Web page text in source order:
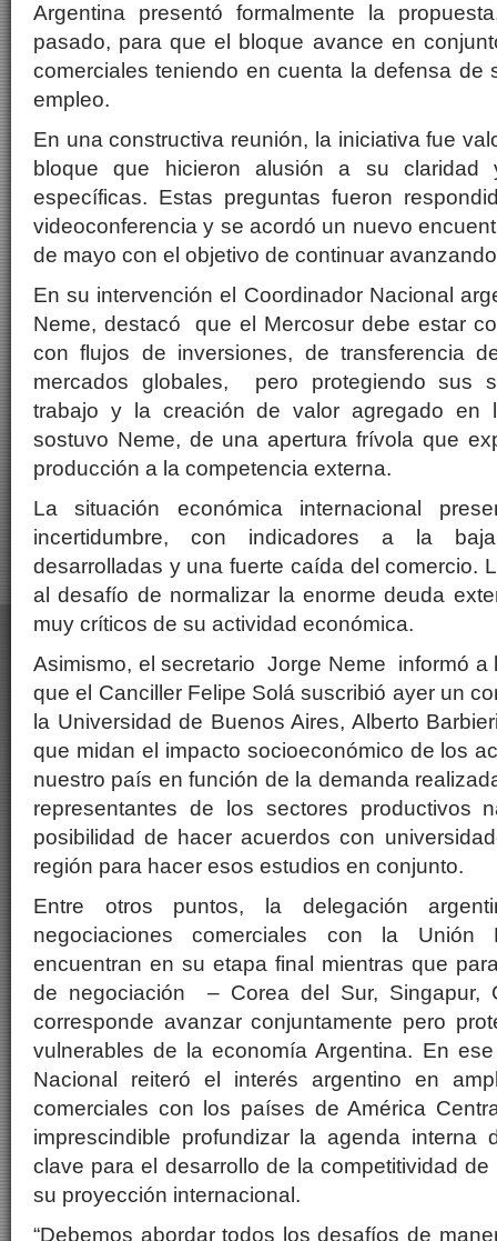
Argentina presentó formalmente la
pasado, para que el bloque avance en
comerciales teniendo en cuenta la defensa de
empleo.
En una constructiva reunión, la iniciativa fue
bloque que hicieron alusión a su claridad
específicas. Estas preguntas fueron
videoconferencia y se acordó un nuevo
de mayo con el objetivo de continuar
En su intervención el Coordinador Nacional
Neme, destacó que el Mercosur debe estar
con flujos de inversiones, de transferencia
mercados globales, pero protegiendo sus
trabajo y la creación de valor agregado en
sostuvo Neme, de una apertura frívola que
producción a la competencia externa.
La situación económica internacional
incertidumbre, con indicadores a la
desarrolladas y una fuerte caída del comercio.
al desafío de normalizar la enorme deuda
muy críticos de su actividad económica.
Asimismo, el secretario Jorge Neme informó a
que el Canciller Felipe Solá suscribió ayer un
la Universidad de Buenos Aires, Alberto
que midan el impacto socioeconómico de los
nuestro país en función de la demanda
representantes de los sectores productivos
posibilidad de hacer acuerdos con
región para hacer esos estudios en conjunto.
Entre otros puntos, la delegación
negociaciones comerciales con la
encuentran en su etapa final mientras que
de negociación – Corea del Sur, Singapur,
corresponde avanzar conjuntamente pero
vulnerables de la economía Argentina. En
Nacional reiteró el interés argentino en
comerciales con los países de América
imprescindible profundizar la agenda interna
clave para el desarrollo de la competitividad
su proyección internacional.
“Debemos abordar todos los desafíos de